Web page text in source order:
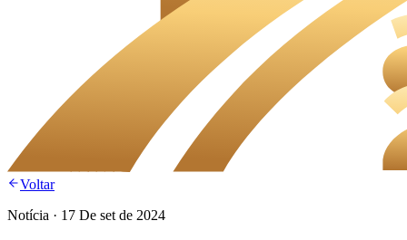
Voltar
Notícia · 17 De set de 2024